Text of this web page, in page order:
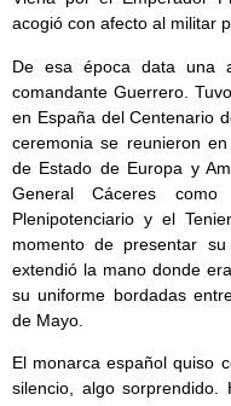
acogió con afecto al militar
De esa época data una
comandante Guerrero.
en España del Centenario
ceremonia se reunieron
de Estado de Europa y
General Cáceres como
Plenipotenciario y el
momento de presentar
extendió la mano donde
su uniforme bordadas
de Mayo.
El monarca español quiso
silencio, algo sorprendido.